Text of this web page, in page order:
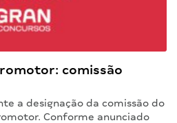
comissão
a designação da comissão do
Conforme anunciado